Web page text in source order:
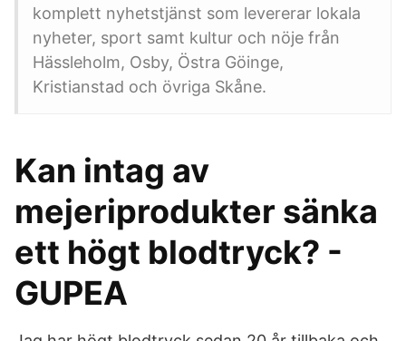
komplett nyhetstjänst som levererar lokala
nyheter, sport samt kultur och nöje från
Hässleholm, Osby, Östra Göinge,
Kristianstad och övriga Skåne.
Kan intag av
mejeriprodukter sänka
ett högt blodtryck? -
GUPEA